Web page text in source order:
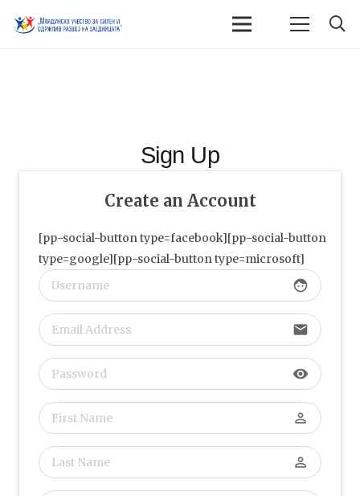
Sign Up
Create an Account
[pp-social-button type=facebook][pp-social-button
type=google][pp-social-button type=microsoft]
face
email
visibility
perm_identity
perm_identity